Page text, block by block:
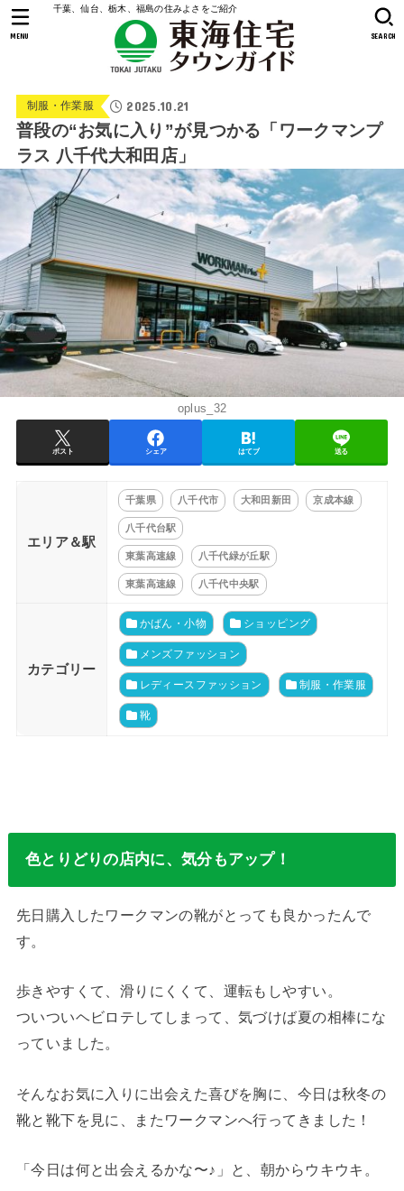
千葉、仙台、栃木、福島の住みよさをご紹介
SEARCH
MENU
制服・作業服 2025.10.21
普段の“お気に入り”が見つかる「ワークマンプ
ラス 八千代大和田店」
oplus_32
ポスト シェア はてブ 送る
エリア＆駅
千葉県 八千代市 大和田新田 京成本線
八千代台駅
東葉高速線 八千代緑が丘駅
東葉高速線 八千代中央駅
カテゴリー
かばん・小物 ショッピング
メンズファッション
レディースファッション 制服・作業服
靴
色とりどりの店内に、気分もアップ！
先日購入したワークマンの靴がとっても良かったんで
す。
歩きやすくて、滑りにくくて、運転もしやすい。
ついついヘビロテしてしまって、気づけば夏の相棒にな
っていました。
そんなお気に入りに出会えた喜びを胸に、今日は秋冬の
靴と靴下を見に、またワークマンへ行ってきました！
「今日は何と出会えるかな〜♪」と、朝からウキウキ。